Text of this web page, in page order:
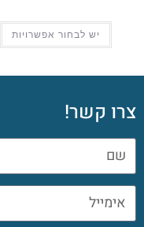
יש לבחור אפשרויות
צרו קשר!